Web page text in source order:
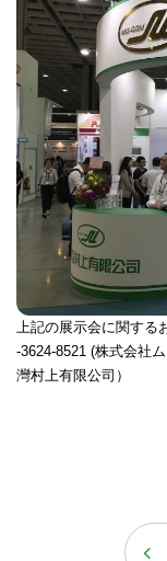
上記の展示会に関す
-3624-8521 (株式会社
灣村上有限公司）